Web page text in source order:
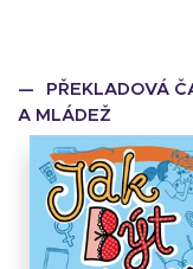
PŘEKLADOVÁ
A MLÁDEŽ